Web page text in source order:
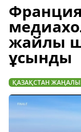
жайлы
ұсынды
ҚАЗАҚСТАН